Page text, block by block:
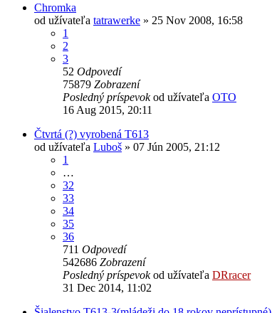
Chromka
od užívateľa tatrawerke » 25 Nov 2008, 16:58
1
2
3
52 Odpovedí
75879 Zobrazení
Posledný príspevokod užívateľa OTO
16 Aug 2015, 20:11
Čtvrtá (?) vyrobená T613
od užívateľa Luboš » 07 Jún 2005, 21:12
1
…
32
33
34
35
36
711 Odpovedí
542686 Zobrazení
Posledný príspevokod užívateľa DRracer
31 Dec 2014, 11:02